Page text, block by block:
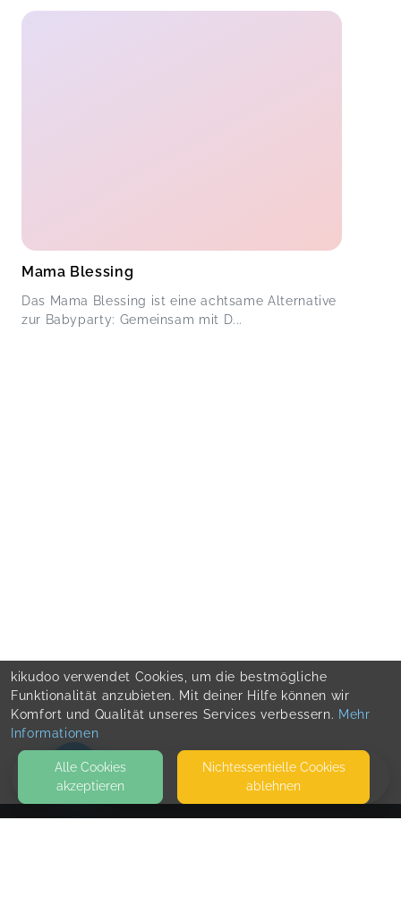
HOME
Mama Blessing
Das Mama Blessing ist eine achtsame Alternative
zur Babyparty: Gemeinsam mit D...
kikudoo verwendet Cookies, um die bestmögliche
Funktionalität anzubieten. Mit deiner Hilfe können wir
Komfort und Qualität unseres Services verbessern. Mehr
Informationen
Alle Cookies
akzeptieren
Nicht­essentielle Cookies
ablehnen